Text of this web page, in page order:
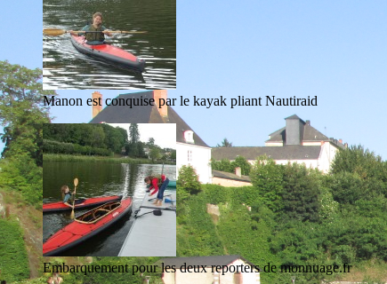
Manon est conquise par le kayak pliant Nautiraid
Embarquement pour les deux reporters de monnuage.fr